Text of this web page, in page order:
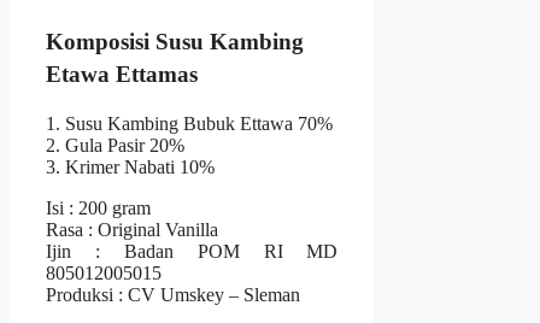
Komposisi Susu Kambing
Etawa Ettamas
1. Susu Kambing Bubuk Ettawa 70%
2. Gula Pasir 20%
3. Krimer Nabati 10%
Isi : 200 gram
Rasa : Original Vanilla
Ijin : Badan POM RI MD
805012005015
Produksi : CV Umskey – Sleman